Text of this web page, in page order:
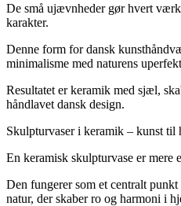
De små ujævnheder gør hvert
karakter.
Denne form for dansk
minimalisme med naturens
Resultatet er keramik med sjæl,
håndlavet dansk design.
Skulpturvaser i keramik – kunst til
En keramisk skulpturvase er mere
Den fungerer som et centralt
natur, der skaber ro og harmoni i